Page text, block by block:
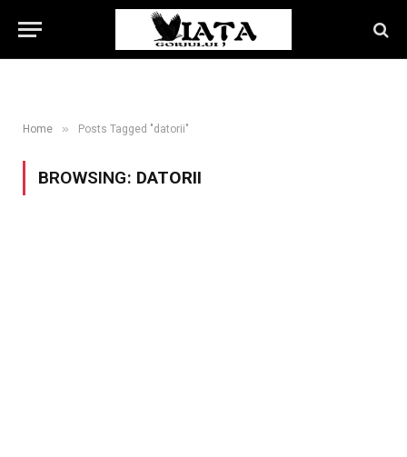
Home » Posts Tagged "datorii"
BROWSING: DATORII